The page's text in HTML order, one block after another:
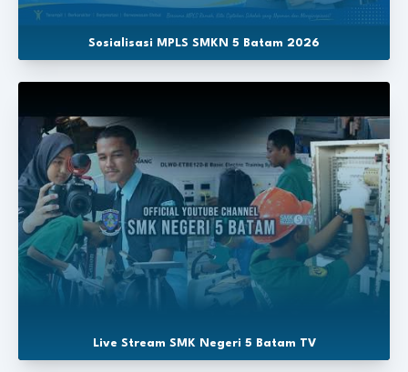
Sosialisasi MPLS SMKN 5 Batam 2026
Live Stream SMK Negeri 5 Batam TV